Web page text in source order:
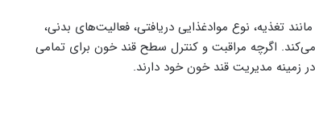
تغذیه، نوع موادغذایی دریافتی، فعالیت‌های بدنی،
اگرچه مراقبت و کنترل سطح قند خون برای تمامی
در زمینه مدیریت قند خون خود دارند.